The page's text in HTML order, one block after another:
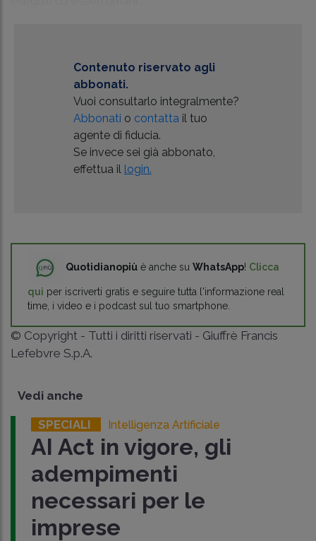
Contenuto riservato agli
abbonati.
Vuoi consultarlo integralmente?
Abbonati o contattail tuo
agente di fiducia.
Se invece sei già abbonato,
effettua il login.
Quotidianopiù è anche su WhatsApp! Clicca
qui per iscriverti gratis e seguire tutta l'informazione real
time, i video e i podcast sul tuo smartphone.
© Copyright - Tutti i diritti riservati - Giuffrè Francis
Lefebvre S.p.A.
Vedi anche
SPECIALI Intelligenza Artificiale
AI Act in vigore, gli
adempimenti
necessari per le
imprese